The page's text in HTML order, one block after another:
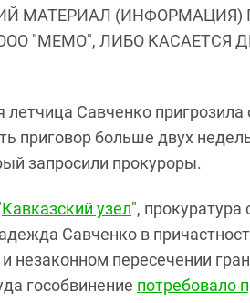
МАТЕРИАЛ (ИНФОРМАЦИЯ)
"МЕМО", ЛИБО КАСАЕТСЯ
летчица Савченко
приговор больше двух
запросили прокуроры.
Кавказский узел",
Савченко в
незаконном пересечении
гособвинение потребовало